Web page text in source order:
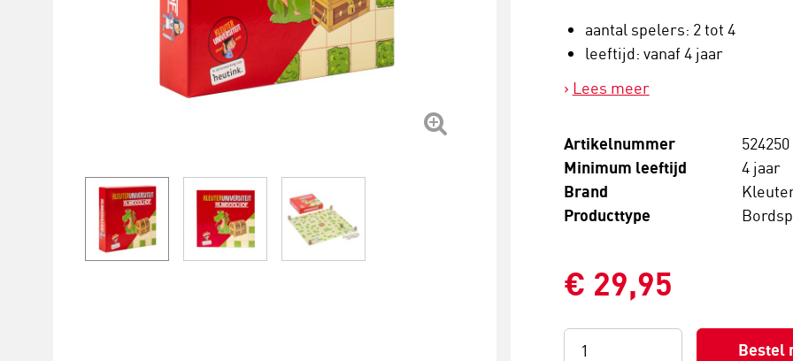
aantal spelers: 2 tot 4
leeftijd: vanaf 4 jaar
Lees meer
Artikelnummer 524250
Minimum leeftijd 4 jaar
Brand
Producttype
€ 29,95
Bestel